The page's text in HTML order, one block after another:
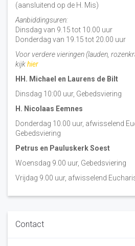
(aansluitend op de H. Mis)
Aanbiddingsuren:
Dinsdag van 9.15 tot 10.00 uur
Donderdag van 19.15 tot 20.00 uur
Voor verdere vieringen (lauden,
kijkhier
HH. Michael en Laurens de Bilt
Dinsdag 10:00 uur, Gebedsviering
H. Nicolaas Eemnes
Donderdag 10.00 uur, afwisselend
Gebedsviering
Petrus en Pauluskerk Soest
Woensdag 9.00 uur, Gebedsviering
Vrijdag 9.00 uur, afwisselend
Contact